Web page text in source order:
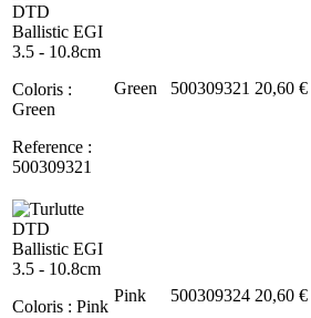
Coloris :
Green
Reference :
500309321
Green 500309321 20,60 €
Coloris : Pink
Pink 500309324 20,60 €